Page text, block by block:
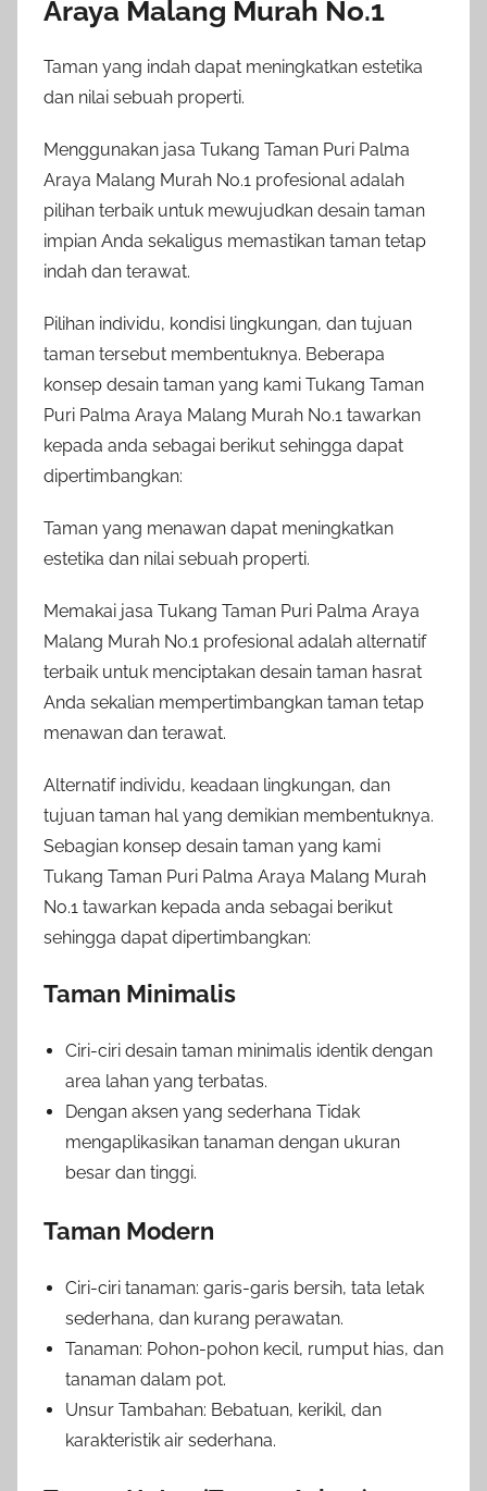
Araya Malang Murah No.1
Taman yang indah dapat meningkatkan estetika
dan nilai sebuah properti.
Menggunakan jasa Tukang Taman Puri Palma
Araya Malang Murah No.1 profesional adalah
pilihan terbaik untuk mewujudkan desain taman
impian Anda sekaligus memastikan taman tetap
indah dan terawat.
Pilihan individu, kondisi lingkungan, dan tujuan
taman tersebut membentuknya. Beberapa
konsep desain taman yang kami Tukang Taman
Puri Palma Araya Malang Murah No.1 tawarkan
kepada anda sebagai berikut sehingga dapat
dipertimbangkan:
Taman yang menawan dapat meningkatkan
estetika dan nilai sebuah properti.
Memakai jasa Tukang Taman Puri Palma Araya
Malang Murah No.1 profesional adalah alternatif
terbaik untuk menciptakan desain taman hasrat
Anda sekalian mempertimbangkan taman tetap
menawan dan terawat.
Alternatif individu, keadaan lingkungan, dan
tujuan taman hal yang demikian membentuknya.
Sebagian konsep desain taman yang kami
Tukang Taman Puri Palma Araya Malang Murah
No.1 tawarkan kepada anda sebagai berikut
sehingga dapat dipertimbangkan:
Taman Minimalis
Ciri-ciri desain taman minimalis identik dengan
area lahan yang terbatas.
Dengan aksen yang sederhana Tidak
mengaplikasikan tanaman dengan ukuran
besar dan tinggi.
Taman Modern
Ciri-ciri tanaman: garis-garis bersih, tata letak
sederhana, dan kurang perawatan.
Tanaman: Pohon-pohon kecil, rumput hias, dan
tanaman dalam pot.
Unsur Tambahan: Bebatuan, kerikil, dan
karakteristik air sederhana.